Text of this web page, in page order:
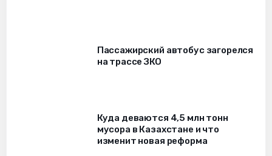
Пассажирский автобус загорелся
на трассе ЗКО
Куда деваются 4,5 млн тонн
мусора в Казахстане и что
изменит новая реформа